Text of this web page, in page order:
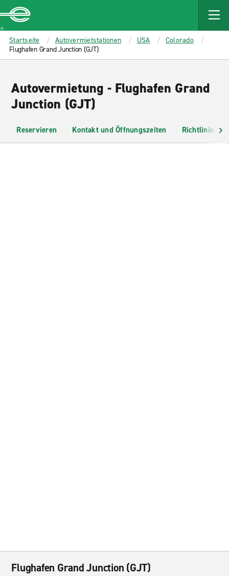
MAIN
CONTENT
Enterprise
Startseite Autovermietstationen USA
Colorado
Flughafen Grand Junction (GJT)
Autovermietung - Flughafen Grand
Junction (GJT)
Reservieren Kontakt und Öffnungszeiten Richtlinien
Flughafen Grand Junction (GJT)